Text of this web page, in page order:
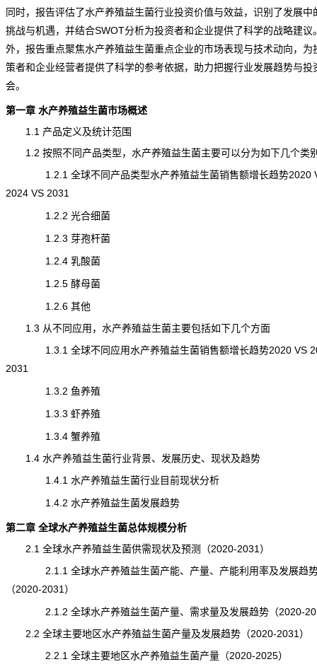
同时，报告评估了水产养殖益生菌行业投资价值与效益，识别了发展中
挑战与机遇，并结合SWOT分析为投资者和企业提供了科学的战略建议
外，报告重点聚焦水产养殖益生菌重点企业的市场表现与技术动向，为
策者和企业经营者提供了科学的参考依据，助力把握行业发展趋势与投
会。
第一章 水产养殖益生菌市场概述
1.1 产品定义及统计范围
1.2 按照不同产品类型，水产养殖益生菌主要可以分为如下几个类
1.2.1 全球不同产品类型水产养殖益生菌销售额增长趋势2020
2024 VS 2031
1.2.2 光合细菌
1.2.3 芽孢杆菌
1.2.4 乳酸菌
1.2.5 酵母菌
1.2.6 其他
1.3 从不同应用，水产养殖益生菌主要包括如下几个方面
1.3.1 全球不同应用水产养殖益生菌销售额增长趋势2020 VS
2031
1.3.2 鱼养殖
1.3.3 虾养殖
1.3.4 蟹养殖
1.4 水产养殖益生菌行业背景、发展历史、现状及趋势
1.4.1 水产养殖益生菌行业目前现状分析
1.4.2 水产养殖益生菌发展趋势
第二章 全球水产养殖益生菌总体规模分析
2.1 全球水产养殖益生菌供需现状及预测（2020-2031）
2.1.1 全球水产养殖益生菌产能、产量、产能利用率及发展趋
（2020-2031）
2.1.2 全球水产养殖益生菌产量、需求量及发展趋势（2020-
2.2 全球主要地区水产养殖益生菌产量及发展趋势（2020-2031）
2.2.1 全球主要地区水产养殖益生菌产量（2020-2025）